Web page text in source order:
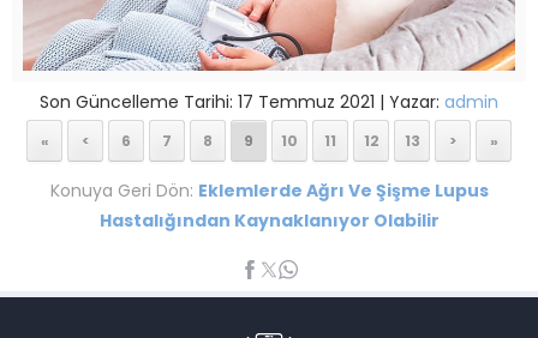
Son Güncelleme Tarihi: 17 Temmuz 2021 | Yazar: admin
« < 6 7 8 9 10 11 12 13 > »
Konuya Geri Dön: Eklemlerde Ağrı Ve Şişme Lupus
Hastalığından Kaynaklanıyor Olabilir